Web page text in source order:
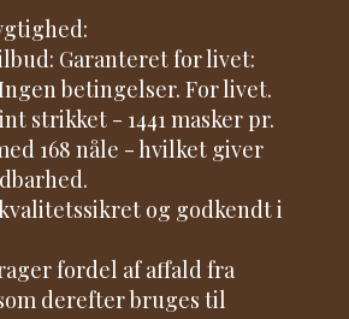
Garanteret for livet:
betingelser. For livet.
strikket - 1441 masker pr.
168 nåle - hvilket giver
og godkendt i
fordel af affald fra
derefter bruges til